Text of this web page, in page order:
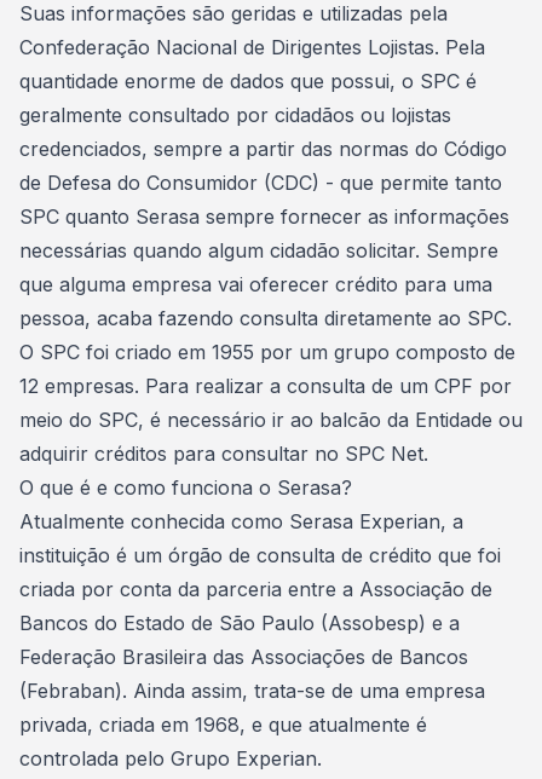
Suas informações são geridas e utilizadas pela
Confederação Nacional de Dirigentes Lojistas. Pela
quantidade enorme de dados que possui, o SPC é
geralmente consultado por cidadãos ou lojistas
credenciados, sempre a partir das normas do Código
de Defesa do Consumidor (CDC) - que permite tanto
SPC quanto Serasa sempre fornecer as informações
necessárias quando algum cidadão solicitar. Sempre
que alguma empresa vai oferecer crédito para uma
pessoa, acaba fazendo consulta diretamente ao SPC.
O SPC foi criado em 1955 por um grupo composto de
12 empresas. Para realizar a consulta de um CPF por
meio do SPC, é necessário ir ao balcão da Entidade ou
adquirir créditos para consultar no SPC Net.
O que é e como funciona o Serasa?
Atualmente conhecida como Serasa Experian, a
instituição é um órgão de consulta de crédito que foi
criada por conta da parceria entre a Associação de
Bancos do Estado de São Paulo (Assobesp) e a
Federação Brasileira das Associações de Bancos
(Febraban). Ainda assim, trata-se de uma empresa
privada, criada em 1968, e que atualmente é
controlada pelo Grupo Experian.